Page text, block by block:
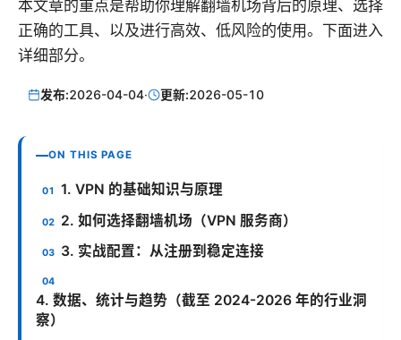
本文章的重点是帮助你理解翻墙机场背后的原理、选择
正确的工具、以及进行高效、低风险的使用。下面进入
详细部分。
发布:2026-04-04· 更新:2026-05-10
ON THIS PAGE
1. VPN 的基础知识与原理
2. 如何选择翻墙机场（VPN 服务商）
3. 实战配置：从注册到稳定连接
4. 数据、统计与趋势（截至 2024-2026 年的行业洞
察）